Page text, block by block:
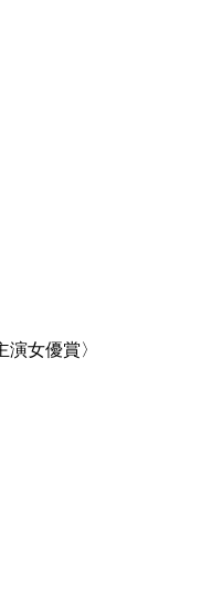
女優賞〉